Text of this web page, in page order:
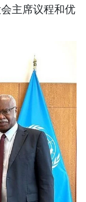
主席议程和优